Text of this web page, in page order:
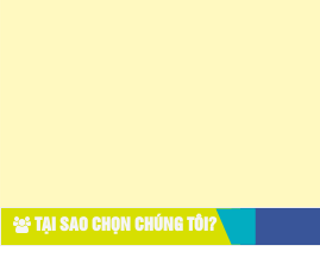
TẠI SAO CHỌN CHÚNG TÔI?